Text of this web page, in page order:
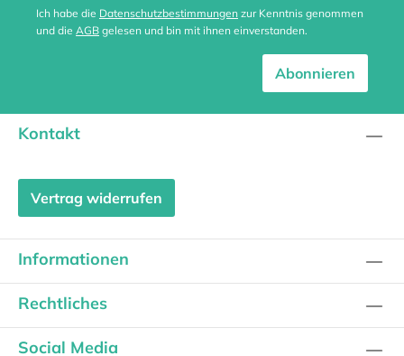
Ich habe die Datenschutzbestimmungen zur Kenntnis genommen
und die AGB gelesen und bin mit ihnen einverstanden.
Abonnieren
Kontakt
Vertrag widerrufen
Informationen
Rechtliches
Social Media